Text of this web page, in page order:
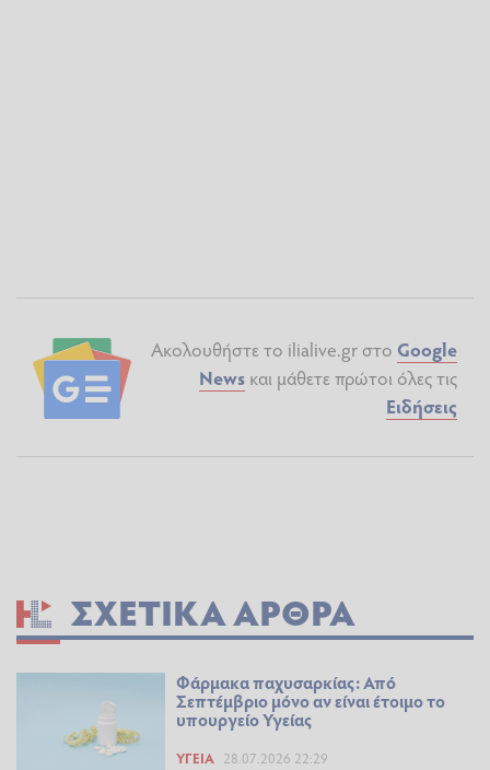
Ακολουθήστε το ilialive.gr στο Google
News και μάθετε πρώτοι όλες τις
Ειδήσεις
ΣΧΕΤΙΚΆ ΆΡΘΡΑ
Φάρμακα παχυσαρκίας: Από
Σεπτέμβριο μόνο αν είναι έτοιμο το
υπουργείο Υγείας
ΥΓΕΊΑ 28.07.2026 22:29